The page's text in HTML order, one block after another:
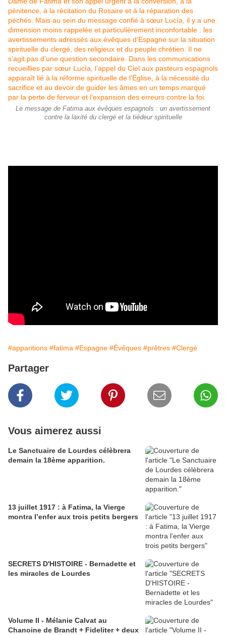
Le message de Fatima aux évêques espagnols : un avertissement
contre la laxité du clergé et la tiédeur spirituelle
#apparitions #fatima #Espagne #Évêques #prêtres #Clergé
Partager
Vous aimerez aussi
Le Sanctuaire de Lourdes célèbrera
demain la 18ème apparition.
13 juillet 1917 : à Fatima, la Vierge
montra l’enfer aux trois petits bergers
SECRETS D'HISTOIRE - Bernadette et
les miracles de Lourdes
Volume II - Mélanie Calvat au
Chanoine de Brandt + Fideliter + deux